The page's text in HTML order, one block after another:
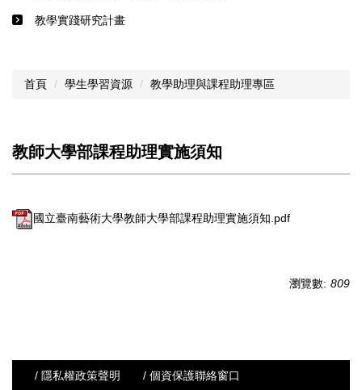
教學實踐研究計畫
首頁 學生學習資源 教學助理與課程助理專區
教師大學部課程助理實施須知
國立臺南藝術大學教師大學部課程助理實施須知.pdf
瀏覽數: 809
/ 隱私權政策聲明 / 個資保護聯絡窗口